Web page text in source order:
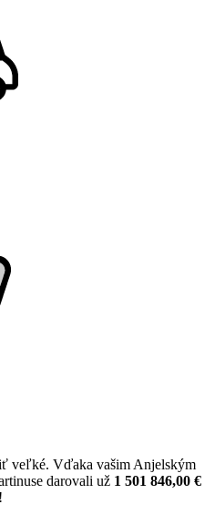
veľké. Vďaka vašim Anjelským
darovali už 1 501 846,00 €